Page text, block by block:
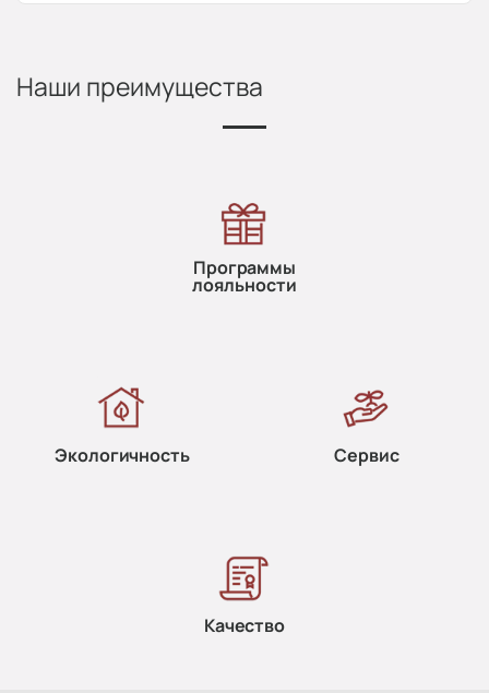
Наши преимущества
Программы
лояльности
Экологичность Сервис
Качество